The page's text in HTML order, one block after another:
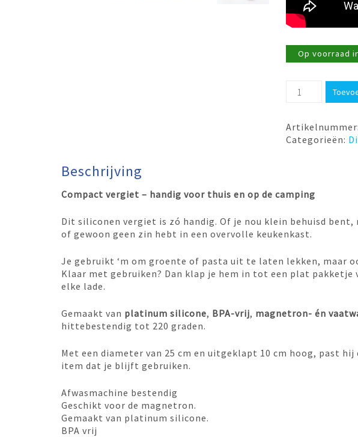
Op voorraad
Vergiet
opvouwbaar
up!
Sanni
Categorieën:
Beschrijving
Compact vergiet – handig voor thuis en op de camping
Dit siliconen vergiet is zó handig. Of je nou klein behuisd bent,
of gewoon geen zin hebt in een overvolle keukenkast.
Je gebruikt ‘m om groente of pasta uit te laten lekken, maar
Klaar met gebruiken? Dan klap je hem in tot een plat pakketje
elke lade.
Gemaakt van platinum silicone, BPA-vrij, magnetron- én
hittebestendig tot 220 graden.
Met een diameter van 25 cm en uitgeklapt 10 cm hoog, past
item dat je blijft gebruiken.
Afwasmachine bestendig
Geschikt voor de magnetron.
Gemaakt van platinum silicone.
BPA vrij